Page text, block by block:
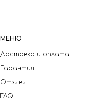
МЕНЮ
Доставка и оплата
Гарантия
Отзывы
FAQ